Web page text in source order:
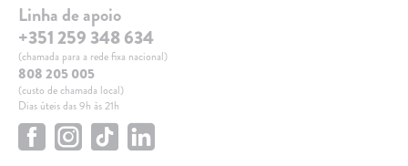
Linha de apoio
+351 259 348 634
(chamada para a rede fixa nacional)
808 205 005
(custo de chamada local)
Dias úteis das 9h às 21h